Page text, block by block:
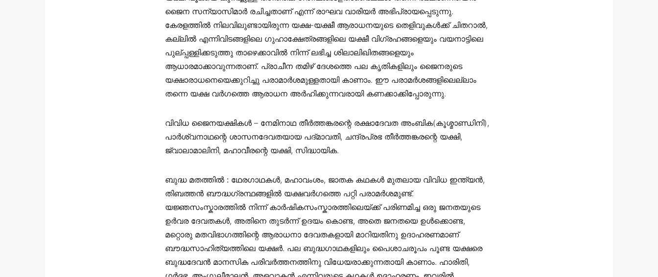
ജൈന സന്യാസിമാർ രചിച്ചതാണ് എന്ന് രാഘവ വാരിയർ അഭിപ്രായപ്പെടുന്നു.
കേരളത്തിൽ നിലവിലുണ്ടായിരുന്ന യക്ഷ-യക്ഷീ ആരാധനയുടെ തെളിവുകൾക്ക് ചിതറാൽ,
കല്ലിൽ എന്നിവിടങ്ങളിലെ ഗുഹാക്ഷേത്രങ്ങളിലെ യക്ഷീ വിഗ്രഹങ്ങളെയും വയനാട്ടിലെ
പുല്പ്പള്ളിക്കടുത്തു താഴെക്കാവിൽ നിന്ന് ലഭിച്ച ശിലാലിഖിതങ്ങളെയും
ആധാരമാക്കാവുന്നതാണ്. പ്രാചീന തമിഴ് ദേശത്തെ പല കൃതികളിലും ജൈനരുടെ
യക്ഷാരാധനെയെക്കുറിച്ചു പരാമാർശമുള്ളതായി കാണാം. ഈ പരാമർശങ്ങളിലെല്ലാം
തന്നെ യക്ഷ വർഗത്തെ ആരാധന അർഹിക്കുന്നവരായി കണക്കാക്കിപ്പോരുന്നു.
വിവിധ ജൈനയക്ഷികൾ – നേമിനാഥ തീർത്തങ്കരന്റെ രക്ഷാദേവത അംബിക(കൂശ്മാണ്ഡിനി),
പാർശ്വനാഥന്റെ ശാസനദേവതയായ പദ്മാവതി, ചന്ദ്രപ്രഭ തീർത്തങ്കരന്റെ യക്ഷി,
ജ്വാലാമാലിനി, മഹാവീരന്റെ യക്ഷി, സിദ്ധായിക.
ബുദ്ധ മതത്തിൽ : ഥേരഗാഥകൾ, മഹാവംശം, ജാതക കഥകൾ മുതലായ വിവിധ ഇന്ത്യൻ,
തിബത്തൻ ബൗദ്ധഗ്രന്ഥങ്ങളിൽ യക്ഷവർഗത്തെ പറ്റി പരാമർശമുണ്ട്.
യജ്ഞസംസ്കാരത്തിൽ നിന്ന് കാർഷികസംസ്കാരത്തിലെയ്ക്ക് പരിണമിച്ച ഒരു ജനതയുടെ
ഉർവര ദേവതകൾ, അതിനെ തുടർന്ന് ഉദയം കൊണ്ട, അതെ ജനതയെ ഉൾക്കൊണ്ട,
മറ്റൊരു മതവിഭാഗത്തിന്റെ ആരാധനാ ദേവതകളായി മാറിയതിനു ഉദാഹരണമാണ്
ബൗദ്ധസാഹിത്യത്തിലെ യക്ഷർ. പല ബുദ്ധഗാഥകളിലും പൈശാചരൂപം പൂണ്ട യക്ഷരെ
ബുദ്ധദേവൻ മാനസിക പരിവർത്തനത്തിനു വിധേയരാക്കുന്നതായി കാണാം. ഹാരിതി,